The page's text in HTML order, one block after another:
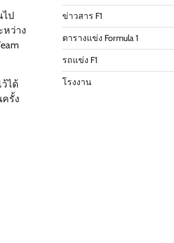
ป
หว่าง
ได้
รั้ง
ข่าวสาร F1
ตารางแข่ง Formula 1
รถแข่ง F1
โรงงาน